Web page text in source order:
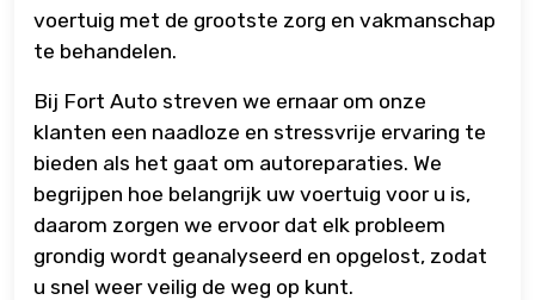
voertuig met de grootste zorg en vakmanschap
te behandelen.
Bij Fort Auto streven we ernaar om onze
klanten een naadloze en stressvrije ervaring te
bieden als het gaat om autoreparaties. We
begrijpen hoe belangrijk uw voertuig voor u is,
daarom zorgen we ervoor dat elk probleem
grondig wordt geanalyseerd en opgelost, zodat
u snel weer veilig de weg op kunt.